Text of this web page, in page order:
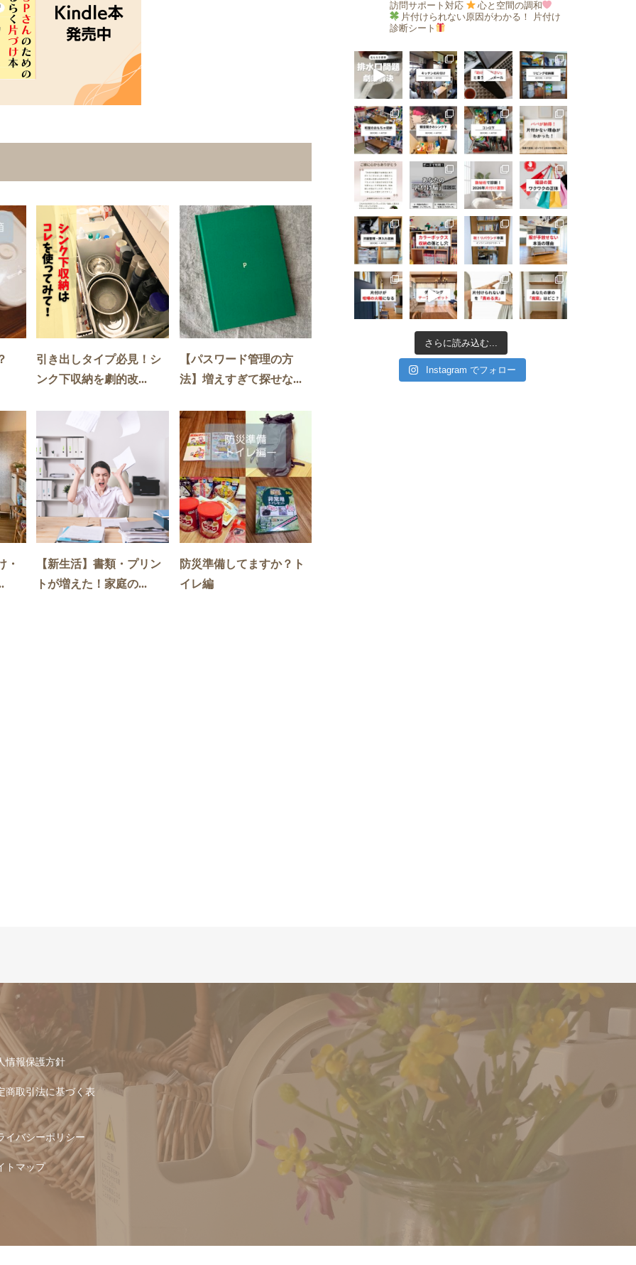
引き出しタイプ必見！シ
ンク下収納を劇的改...
【パスワード管理の方
法】増えすぎて探せな...
・
【新生活】書類・プリン
トが増えた！家庭の...
防災準備してますか？ト
イレ編
訪問サポート対応
心と空間の調和
片付けられない原因がわかる！
片付け
診断シート
さらに読み込む...
Instagram でフォロー
情報保護方針
商取引法に基づく表
イバシーポリシー
トマップ